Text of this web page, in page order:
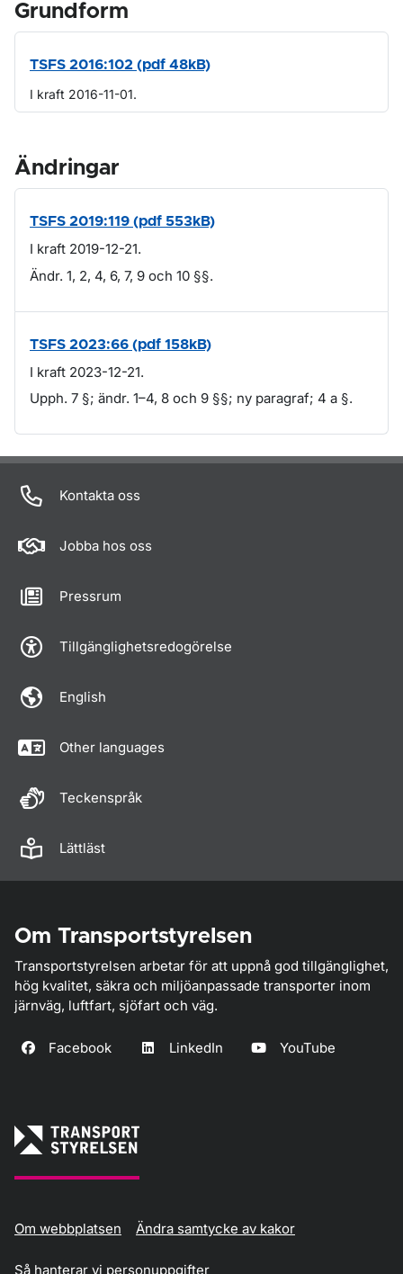
Grundform
TSFS 2016:102 (pdf 48kB)
I kraft 2016-11-01.
Ändringar
TSFS 2019:119 (pdf 553kB)
I kraft 2019-12-21.
Ändr. 1, 2, 4, 6, 7, 9 och 10 §§.
TSFS 2023:66 (pdf 158kB)
I kraft 2023-12-21.
Upph. 7 §; ändr. 1–4, 8 och 9 §§; ny paragraf; 4 a §.
Om sidan
Kontakta oss
Jobba hos oss
Pressrum
Tillgänglighetsredogörelse
English
Other languages
Teckenspråk
Lättläst
Om Transportstyrelsen
Transportstyrelsen arbetar för att uppnå god tillgänglighet,
hög kvalitet, säkra och miljöanpassade transporter inom
järnväg, luftfart, sjöfart och väg.
Facebook LinkedIn YouTube
Om webbplatsen Ändra samtycke av kakor
Så hanterar vi personuppgifter